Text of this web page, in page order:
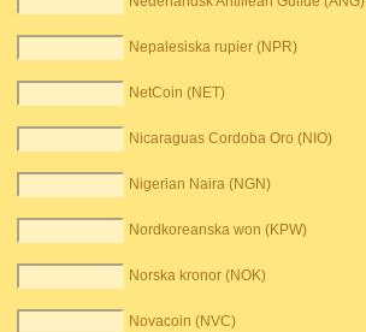
Nepalesiska rupier (NPR)
NetCoin (NET)
Nicaraguas Cordoba Oro (NIO)
Nigerian Naira (NGN)
Nordkoreanska won (KPW)
Norska kronor (NOK)
Novacoin (NVC)